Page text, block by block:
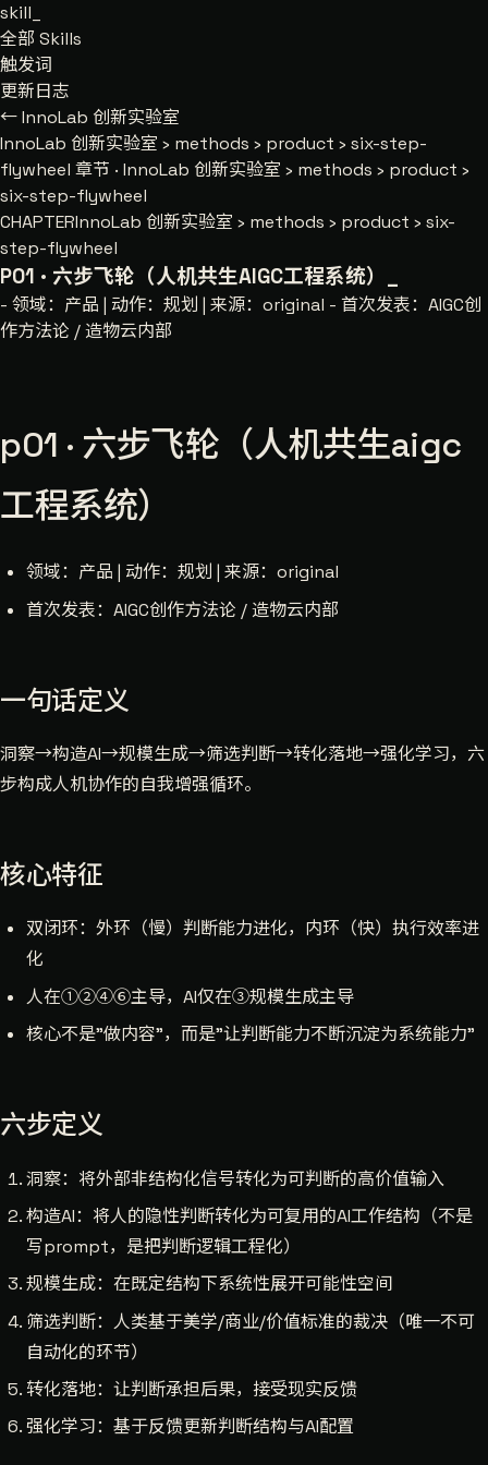
skill
全部 Skills
触发词
更新日志
← InnoLab 创新实验室
InnoLab 创新实验室 › methods › product › six-step-
flywheel 章节 · InnoLab 创新实验室 › methods › product ›
six-step-flywheel
CHAPTERInnoLab 创新实验室 › methods › product › six-
step-flywheel
P01 · 六步飞轮（人机共生AIGC工程系统）
- 领域：产品 | 动作：规划 | 来源：original - 首次发表：AIGC创
作方法论 / 造物云内部
p01 · 六步飞轮（人机共生aigc
工程系统）
领域：产品 | 动作：规划 | 来源：original
首次发表：AIGC创作方法论 / 造物云内部
一句话定义
洞察→构造AI→规模生成→筛选判断→转化落地→强化学习，六
步构成人机协作的自我增强循环。
核心特征
双闭环：外环（慢）判断能力进化，内环（快）执行效率进
化
人在①②④⑥主导，AI仅在③规模生成主导
核心不是"做内容"，而是"让判断能力不断沉淀为系统能力"
六步定义
洞察：将外部非结构化信号转化为可判断的高价值输入
构造AI：将人的隐性判断转化为可复用的AI工作结构（不是
写prompt，是把判断逻辑工程化）
规模生成：在既定结构下系统性展开可能性空间
筛选判断：人类基于美学/商业/价值标准的裁决（唯一不可
自动化的环节）
转化落地：让判断承担后果，接受现实反馈
强化学习：基于反馈更新判断结构与AI配置